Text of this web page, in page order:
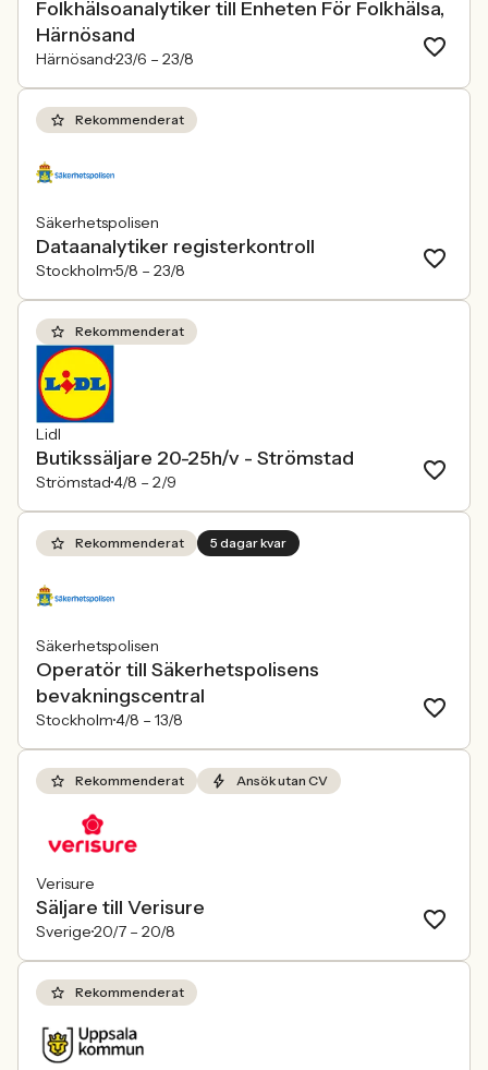
Folkhälsoanalytiker till Enheten För Folkhälsa,
Härnösand
Härnösand23/6 – 23/8
Rekommenderat
Säkerhetspolisen
Dataanalytiker registerkontroll
Stockholm5/8 – 23/8
Rekommenderat
Lidl
Butikssäljare 20-25h/v - Strömstad
Strömstad4/8 – 2/9
Rekommenderat 5 dagar kvar
Säkerhetspolisen
Operatör till Säkerhetspolisens
bevakningscentral
Stockholm4/8 – 13/8
Rekommenderat Ansök utan CV
Verisure
Säljare till Verisure
Sverige20/7 – 20/8
Rekommenderat